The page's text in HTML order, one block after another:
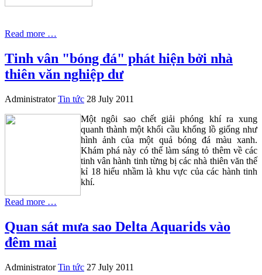
Read more …
Tinh vân "bóng đá" phát hiện bởi nhà
thiên văn nghiệp dư
Administrator Tin tức 28 July 2011
Một ngôi sao chết giải phóng khí ra xung
quanh thành một khối cầu khổng lồ giống như
hình ảnh của một quả bóng đá màu xanh.
Khám phá này có thể làm sáng tỏ thêm về các
tinh vân hành tinh từng bị các nhà thiên văn thế
kỉ 18 hiểu nhầm là khu vực của các hành tinh
khí.
Read more …
Quan sát mưa sao Delta Aquarids vào
đêm mai
Administrator Tin tức 27 July 2011